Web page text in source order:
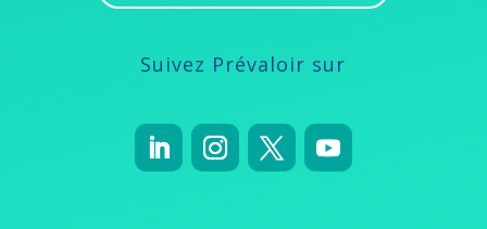
Suivez Prévaloir sur